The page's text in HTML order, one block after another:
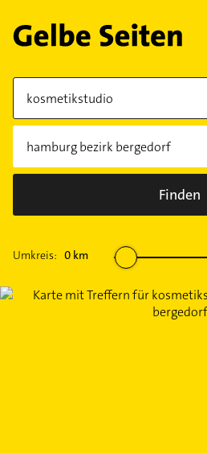
Finden
Umkreis: 0 km